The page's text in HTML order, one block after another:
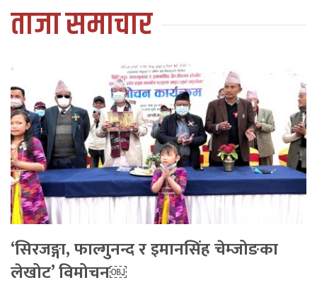
ताजा समाचार
‘सिरजङ्गा, फाल्गुनन्द र इमानसिंह चेम्जोङका
लेखोट’ विमोचन￼